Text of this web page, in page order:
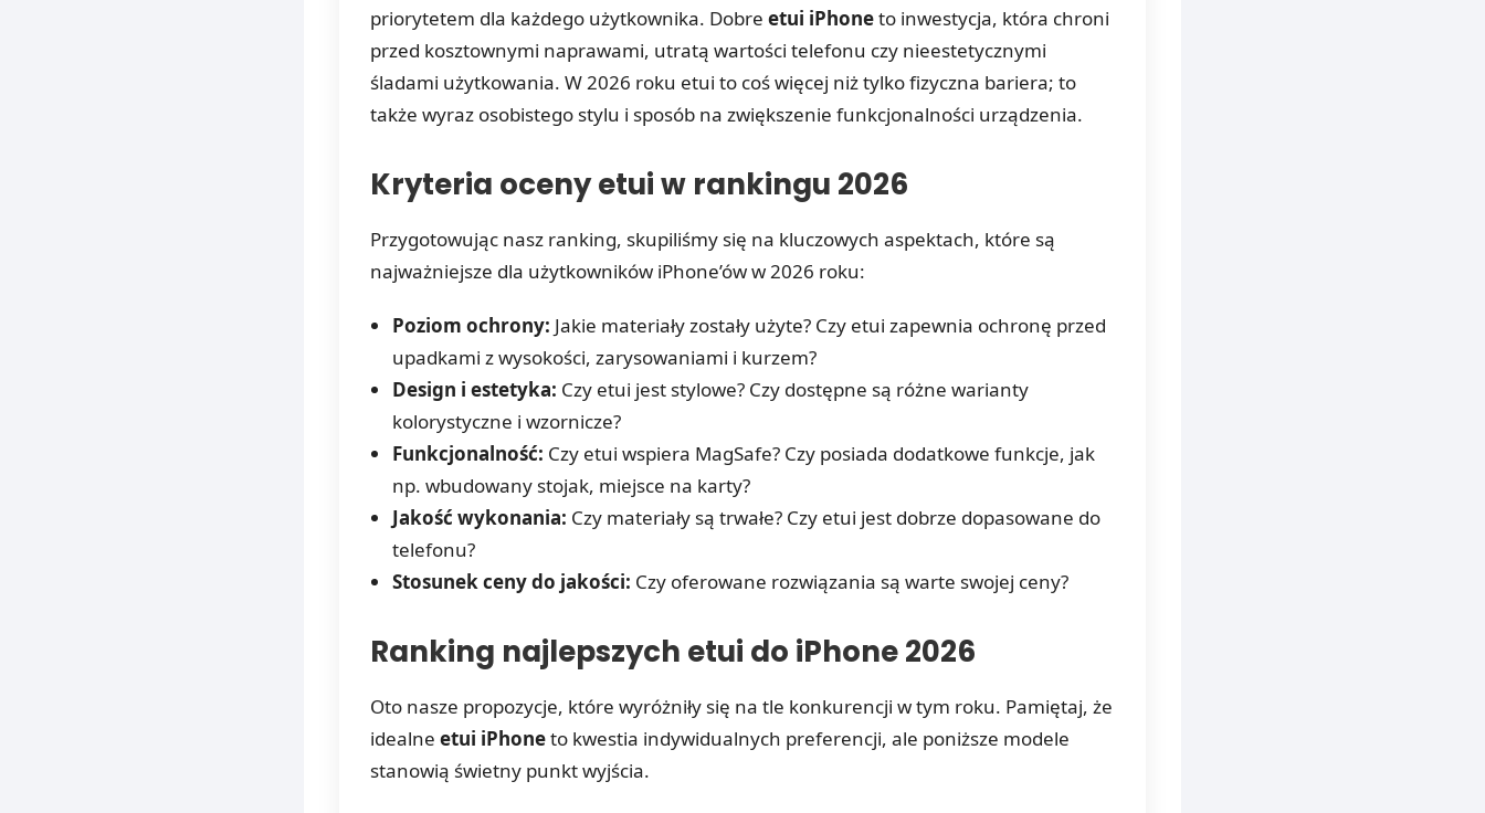
priorytetem dla każdego użytkownika. Dobre etui iPhoneto inwestycja, która chroni
przed kosztownymi naprawami, utratą wartości telefonu czy nieestetycznymi
śladami użytkowania. W 2026 roku etui to coś więcej niż tylko fizyczna bariera; to
także wyraz osobistego stylu i sposób na zwiększenie funkcjonalności urządzenia.
Kryteria oceny etui w rankingu 2026
Przygotowując nasz ranking, skupiliśmy się na kluczowych aspektach, które są
najważniejsze dla użytkowników iPhone’ów w 2026 roku:
Poziom ochrony: Jakie materiały zostały użyte? Czy etui zapewnia ochronę przed
upadkami z wysokości, zarysowaniami i kurzem?
Design i estetyka: Czy etui jest stylowe? Czy dostępne są różne warianty
kolorystyczne i wzornicze?
Funkcjonalność: Czy etui wspiera MagSafe? Czy posiada dodatkowe funkcje, jak
np. wbudowany stojak, miejsce na karty?
Jakość wykonania: Czy materiały są trwałe? Czy etui jest dobrze dopasowane do
telefonu?
Stosunek ceny do jakości: Czy oferowane rozwiązania są warte swojej ceny?
Ranking najlepszych etui do iPhone 2026
Oto nasze propozycje, które wyróżniły się na tle konkurencji w tym roku. Pamiętaj, że
idealne etui iPhoneto kwestia indywidualnych preferencji, ale poniższe modele
stanowią świetny punkt wyjścia.